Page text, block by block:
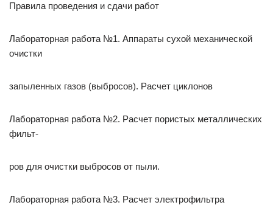
Правила проведения и сдачи работ
Лабораторная работа №1. Аппараты сухой механической
очистки
запыленных газов (выбросов). Расчет циклонов
Лабораторная работа №2. Расчет пористых металлических
фильт-
ров для очистки выбросов от пыли.
Лабораторная работа №3. Расчет электрофильтра